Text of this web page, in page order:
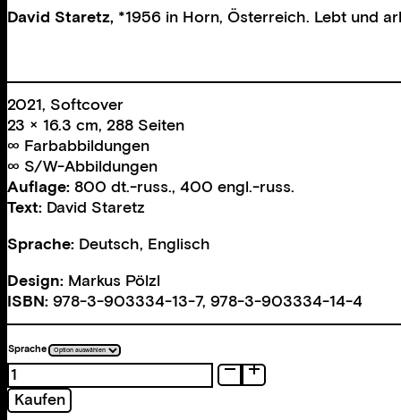
David Staretz, *1956 in Horn, Österreich. Lebt und
2021, Softcover
23 × 16.3 cm, 288 Seiten
∞ Farbabbildungen
∞ S/W-Abbildungen
Auflage: 800 dt.-russ., 400 engl.-russ.
Text: David Staretz
Sprache: Deutsch, Englisch
Design: Markus Pölzl
ISBN: 978-3-903334-13-7, 978-3-903334-14-4
Sprache
Odessa.
Vienna
asKaufen